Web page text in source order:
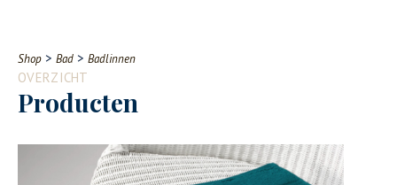
Contact
Shop > Bad > Badlinnen
OVERZICHT
Producten